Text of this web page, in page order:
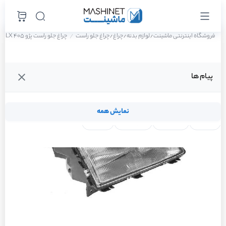
پیام ها
نمایش همه
فروشگاه اینترنتی ماشینت/لوازم بدنه/چراغ/چراغ جلو راست چراغ جلو راست پژو 405 GLX دوگانه سوز سال 1388